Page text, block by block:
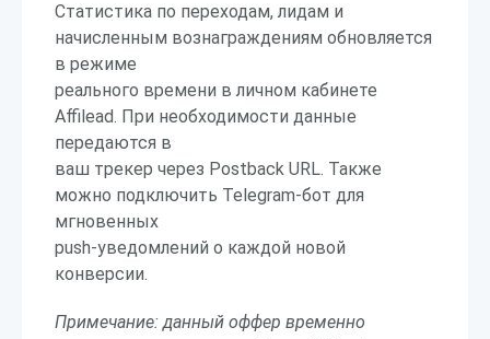
Статистика по переходам, лидам и
начисленным вознаграждениям обновляется
в режиме
реального времени в личном кабинете
Affilead. При необходимости данные
передаются в
ваш трекер через Postback URL. Также
можно подключить Telegram-бот для
мгновенных
push-уведомлений о каждой новой
конверсии.
Примечание: данный оффер временно